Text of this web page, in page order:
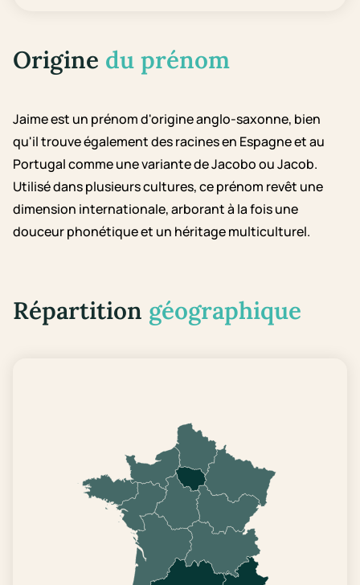
Origine du prénom
Jaime est un prénom d'origine anglo-saxonne, bien
qu'il trouve également des racines en Espagne et au
Portugal comme une variante de Jacobo ou Jacob.
Utilisé dans plusieurs cultures, ce prénom revêt une
dimension internationale, arborant à la fois une
douceur phonétique et un héritage multiculturel.
Répartition géographique